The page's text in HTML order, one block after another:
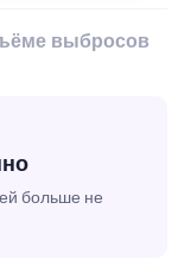
выбросов
больше не